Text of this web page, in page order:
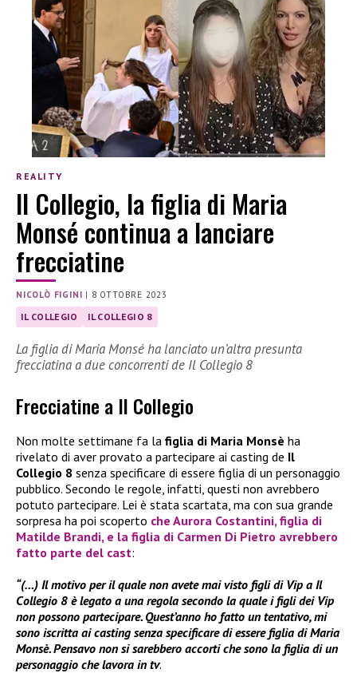
REALITY
Il Collegio, la figlia di Maria
Monsé continua a lanciare
frecciatine
NICOLÒ FIGINI | 8 OTTOBRE 2023
IL COLLEGIO IL COLLEGIO 8
La figlia di Maria Monsé ha lanciato un’altra presunta
frecciatina a due concorrenti de Il Collegio 8
Frecciatine a Il Collegio
Non molte settimane fa la figlia di Maria Monsè ha
rivelato di aver provato a partecipare ai casting de Il
Collegio 8 senza specificare di essere figlia di un personaggio
pubblico. Secondo le regole, infatti, questi non avrebbero
potuto partecipare. Lei è stata scartata, ma con sua grande
sorpresa ha poi scoperto che Aurora Costantini, figlia di
Matilde Brandi, e la figlia di Carmen Di Pietro avrebbero
fatto parte del cast:
“(…) Il motivo per il quale non avete mai visto figli di Vip a Il
Collegio 8 è legato a una regola secondo la quale i figli dei Vip
non possono partecipare. Quest’anno ho fatto un tentativo, mi
sono iscritta ai casting senza specificare di essere figlia di Maria
Monsè. Pensavo non si sarebbero accorti che sono la figlia di un
personaggio che lavora in tv.